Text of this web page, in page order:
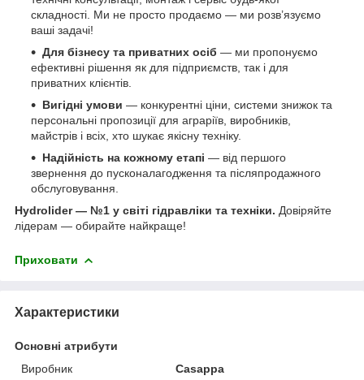
складності. Ми не просто продаємо — ми розв’язуємо
ваші задачі!
Для бізнесу та приватних осіб — ми пропонуємо
ефективні рішення як для підприємств, так і для
приватних клієнтів.
Вигідні умови — конкурентні ціни, системи знижок та
персональні пропозиції для аграріїв, виробників,
майстрів і всіх, хто шукає якісну техніку.
Надійність на кожному етапі — від першого
звернення до пусконалагодження та післяпродажного
обслуговування.
Hydrolider — №1 у світі гідравліки та техніки. Довіряйте
лідерам — обирайте найкраще!
Приховати
Характеристики
Основні атрибути
Виробник
Casappa